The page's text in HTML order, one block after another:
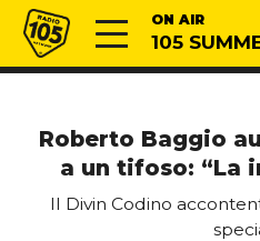
Vai al contenuto
Radio 105 ON AIR
105
Roberto Baggio
a un tifoso: “La
Il Divin Codino